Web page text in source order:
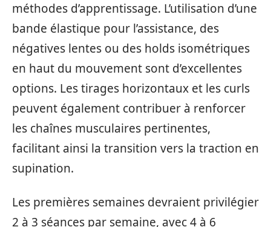
méthodes d’apprentissage. L’utilisation d’une
bande élastique pour l’assistance, des
négatives lentes ou des holds isométriques
en haut du mouvement sont d’excellentes
options. Les tirages horizontaux et les curls
peuvent également contribuer à renforcer
les chaînes musculaires pertinentes,
facilitant ainsi la transition vers la traction en
supination.
Les premières semaines devraient privilégier
2 à 3 séances par semaine, avec 4 à 6